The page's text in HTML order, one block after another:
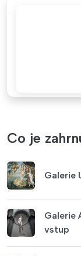
Co je
Galerie
Galerie
vstup